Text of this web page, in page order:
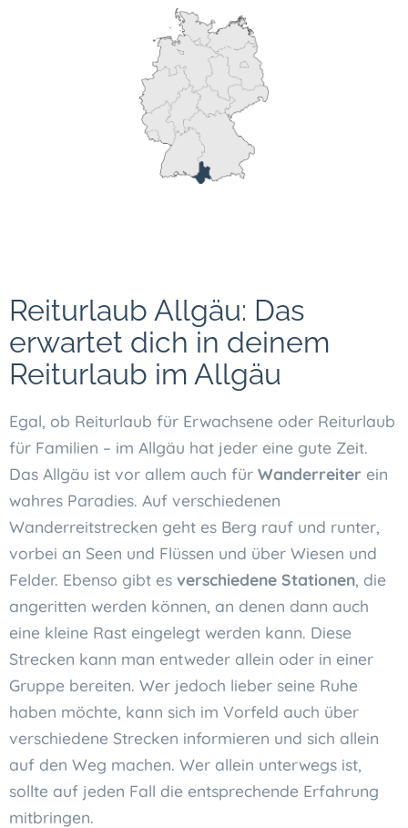
Reiturlaub Allgäu: Das
erwartet dich in deinem
Reiturlaub im Allgäu
Egal, ob Reiturlaub für Erwachsene oder Reiturlaub
für Familien – im Allgäu hat jeder eine gute Zeit.
Das Allgäu ist vor allem auch für Wanderreiter ein
wahres Paradies. Auf verschiedenen
Wanderreitstrecken geht es Berg rauf und runter,
vorbei an Seen und Flüssen und über Wiesen und
Felder. Ebenso gibt es verschiedene Stationen, die
angeritten werden können, an denen dann auch
eine kleine Rast eingelegt werden kann. Diese
Strecken kann man entweder allein oder in einer
Gruppe bereiten. Wer jedoch lieber seine Ruhe
haben möchte, kann sich im Vorfeld auch über
verschiedene Strecken informieren und sich allein
auf den Weg machen. Wer allein unterwegs ist,
sollte auf jeden Fall die entsprechende Erfahrung
mitbringen.